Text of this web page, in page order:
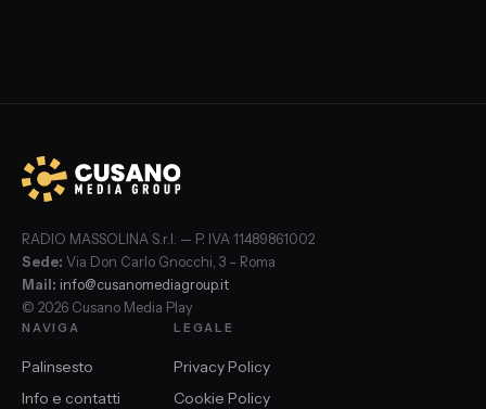
RADIO MASSOLINA S.r.l. — P. IVA 11489861002
Sede: Via Don Carlo Gnocchi, 3 – Roma
Mail: info@cusanomediagroup.it
© 2026 Cusano Media Play
NAVIGA
Palinsesto
Info e contatti
LEGALE
Privacy Policy
Cookie Policy